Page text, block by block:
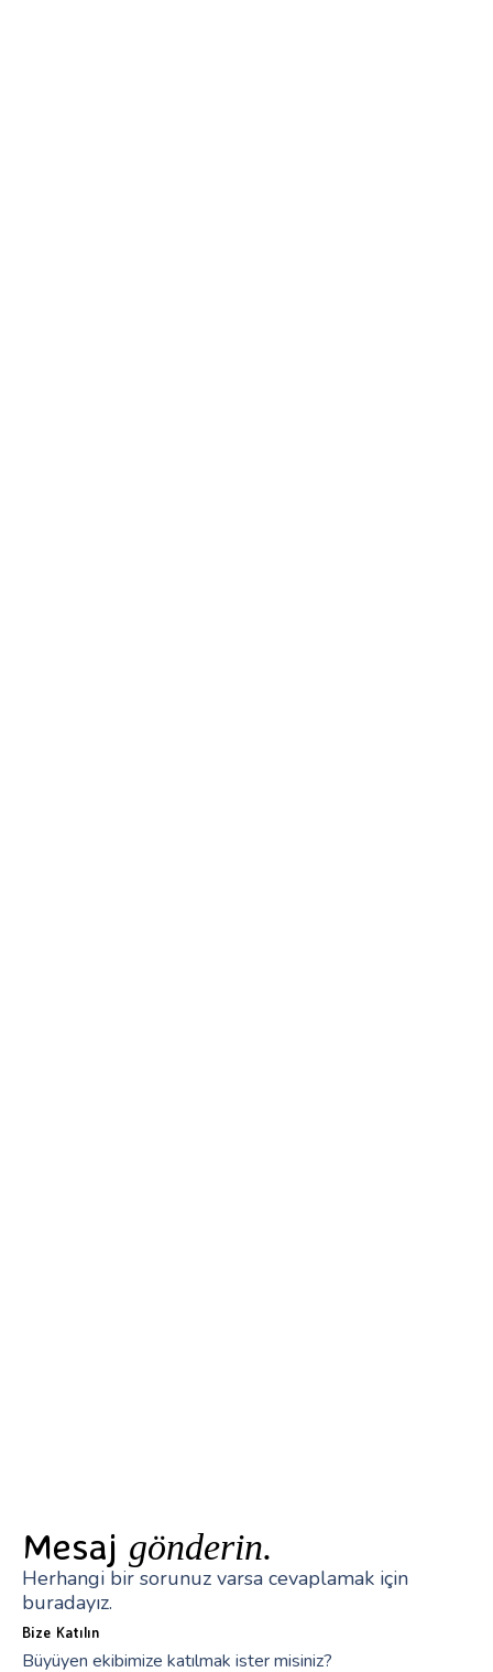
Mesaj gönderin.
Herhangi bir sorunuz varsa cevaplamak için
buradayız.
Bize Katılın
Büyüyen ekibimize katılmak ister misiniz?